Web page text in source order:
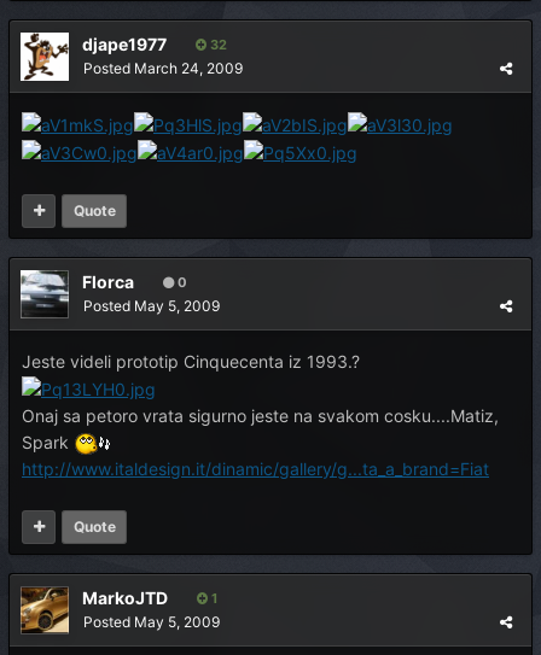
djape1977 32
Posted March 24, 2009
Quote
Florca 0
Posted May 5, 2009
Jeste videli prototip Cinquecenta iz 1993.?
Onaj sa petoro vrata sigurno jeste na svakom cosku....Matiz,
Spark
http://www.italdesign.it/dinamic/gallery/g...ta_a_brand=Fiat
Quote
MarkoJTD 1
Posted May 5, 2009